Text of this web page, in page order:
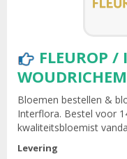
FLEUROP /
WOUDRICHEM
Bloemen bestellen &
Interflora. Bestel voor
kwaliteitsbloemist
Levering